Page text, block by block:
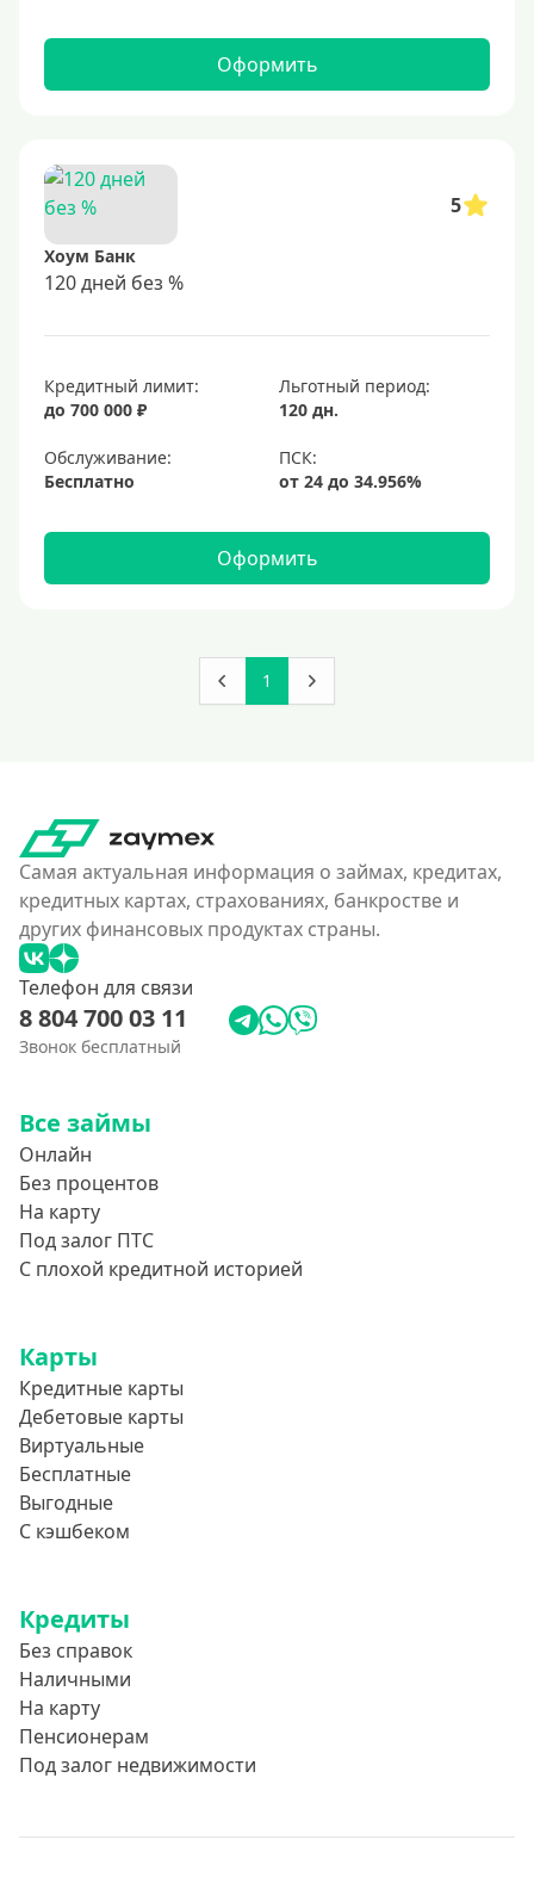
Оформить
5
Хоум Банк
120 дней без %
Кредитный лимит:
до 700 000 ₽
Льготный период:
120 дн.
Обслуживание:
Бесплатно
Оформить
1
Самая актуальная информация о займах, кредитах,
кредитных картах, страхованиях, банкростве и
других финансовых продуктах страны.
Телефон для связи
8 804 700 03 11
Звонок бесплатный
Все займы
Онлайн
Без процентов
На карту
Под залог ПТС
С плохой кредитной историей
Карты
Кредитные карты
Дебетовые карты
Виртуальные
Бесплатные
Выгодные
С кэшбеком
Кредиты
Без справок
Наличными
На карту
Пенсионерам
Под залог недвижимости